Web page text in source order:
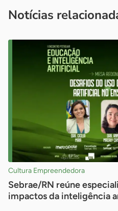
Notícias
Cultura Empreendedora
Sebrae/RN reúne
impactos da inteligência